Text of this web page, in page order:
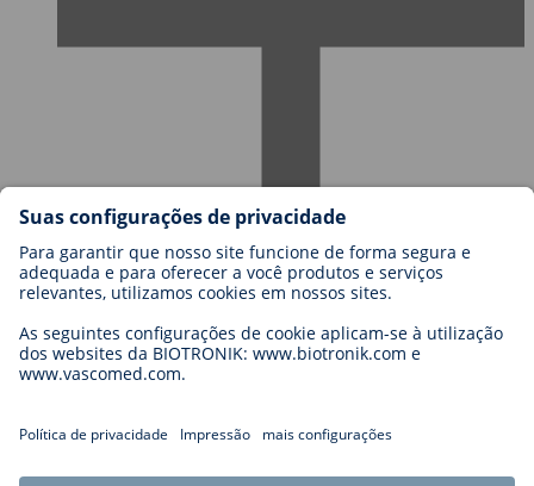
Carreiras na BIOTRONIK
Níveis de carreira
Candidatura
Oportunidades de carreira
Cookie Settings